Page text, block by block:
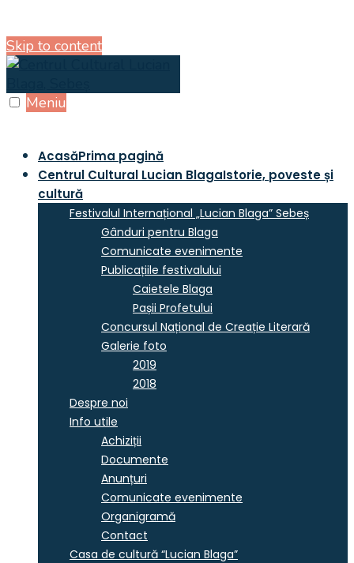
Skip to content
Meniu
AcasăPrima pagină
Centrul Cultural Lucian BlagaIstorie, poveste și
cultură
Festivalul Internațional „Lucian Blaga” Sebeș
Gânduri pentru Blaga
Comunicate evenimente
Publicațiile festivalului
Caietele Blaga
Pașii Profetului
Concursul Național de Creație Literară
Galerie foto
2019
2018
Despre noi
Info utile
Achiziții
Documente
Anunțuri
Comunicate evenimente
Organigramă
Contact
Casa de cultură “Lucian Blaga”